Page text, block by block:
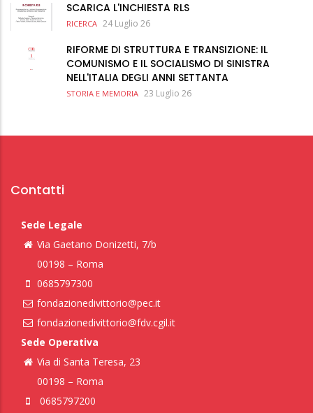
SCARICA L'INCHIESTA RLS
RICERCA 24 Luglio 26
RIFORME DI STRUTTURA E TRANSIZIONE: IL
COMUNISMO E IL SOCIALISMO DI SINISTRA
NELL'ITALIA DEGLI ANNI SETTANTA
STORIA E MEMORIA 23 Luglio 26
Contatti
Sede Legale
Via Gaetano Donizetti, 7/b
00198 – Roma
0685797300
fondazionedivittorio@pec.it
fondazionedivittorio@fdv.cgil.it
Sede Operativa
Via di Santa Teresa, 23
00198 – Roma
0685797200